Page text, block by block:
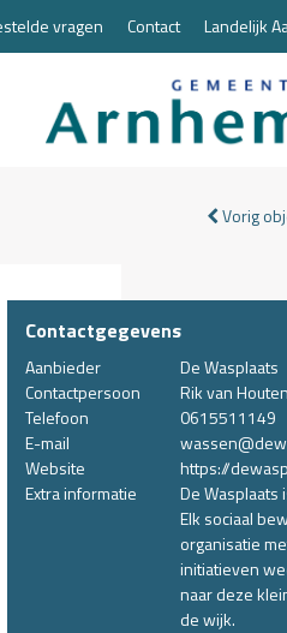
vragen Contact Landelijk
Vorig
Contactgegevens
Aanbieder
De Wasplaats
Contactpersoon
Rik van Houten
Telefoon
0615511149
E-mail
Website
https://
Extra informatie
De Wasplaats
Elk sociaal
organisatie
initiatieven
naar deze
de wijk.